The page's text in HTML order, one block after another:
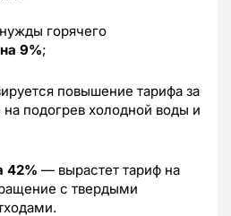
горячего
на 9%;
повышение тарифа за
подогрев холодной воды и
42% — вырастет тариф на
с твердыми